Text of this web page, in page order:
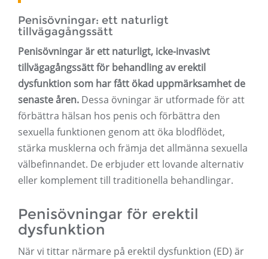
Penisövningar: ett naturligt
tillvägagångssätt
Penisövningar är ett naturligt, icke-invasivt
tillvägagångssätt för behandling av erektil
dysfunktion som har fått ökad uppmärksamhet de
senaste åren. Dessa övningar är utformade för att
förbättra hälsan hos penis och förbättra den
sexuella funktionen genom att öka blodflödet,
stärka musklerna och främja det allmänna sexuella
välbefinnandet. De erbjuder ett lovande alternativ
eller komplement till traditionella behandlingar.
Penisövningar för erektil
dysfunktion
När vi tittar närmare på erektil dysfunktion (ED) är